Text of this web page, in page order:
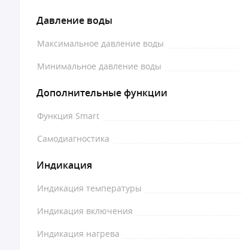
Давление воды
Максимальное давление воды
Минимальное давление воды
Дополнительные функции
Функция Smart
Самодиагностика
Индикация
Индикация температуры
Индикация включения
Индикация нагрева